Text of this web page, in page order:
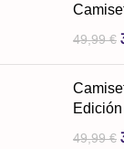
49,99€
49,99€